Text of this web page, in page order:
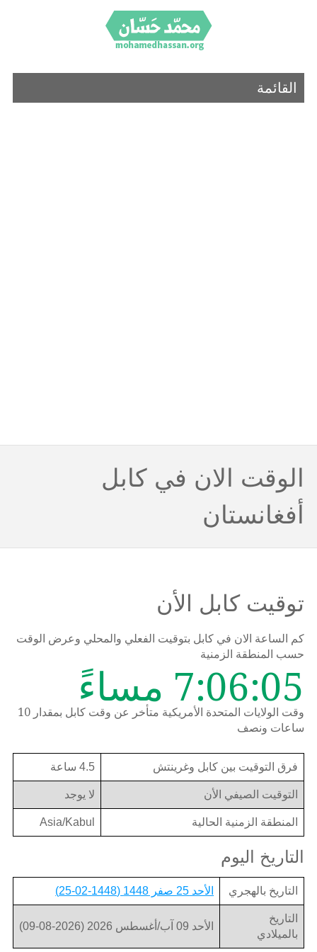
القائمة
الوقت الان في كابل
أفغانستان
توقيت كابل الأن
كم الساعة الان في كابل بتوقيت الفعلي والمحلي وعرض الوقت
حسب المنطقة الزمنية
7:06:05 مساءً
وقت الولايات المتحدة الأمريكية متأخر عن وقت كابل بمقدار 10
ساعات ونصف
فرق التوقيت بين كابل وغرينتش 4.5 ساعة
التوقيت الصيفي الأن لا يوجد
المنطقة الزمنية الحالية Asia/Kabul
التاريخ اليوم
التاريخ بالهجري الأحد 25 صفر 1448 (1448-02-25)
التاريخ
بالميلادي
الأحد 09 آب/أغسطس 2026 (2026-08-09)